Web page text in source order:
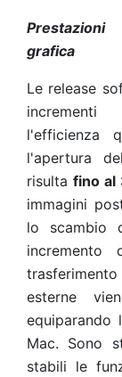
Prestazioni
grafica
Le release
l'efficienza
l'apertura
risultafino al
immagini
lo scambio
esterne
equiparando
Mac. Sono
stabili le